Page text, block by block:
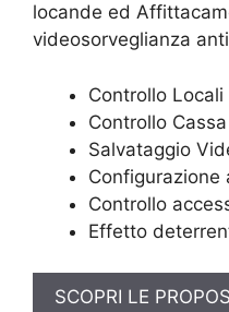
locande ed
videosorveglianza
Controllo Locali
Controllo Cassa
Salvataggio
Configurazione
Controllo
Effetto
SCOPRI LE